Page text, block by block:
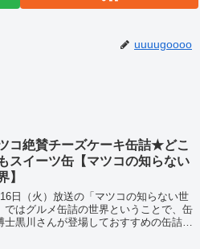
uuuugoooo
コ絶賛チーズケーキ缶詰★どこ
スイーツ缶【マツコの知らない
】
日（火）放送の「マツコの知らない世
ではグルメ缶詰の世界ということで、缶
士黒川さんが登場しておすすめの缶詰を